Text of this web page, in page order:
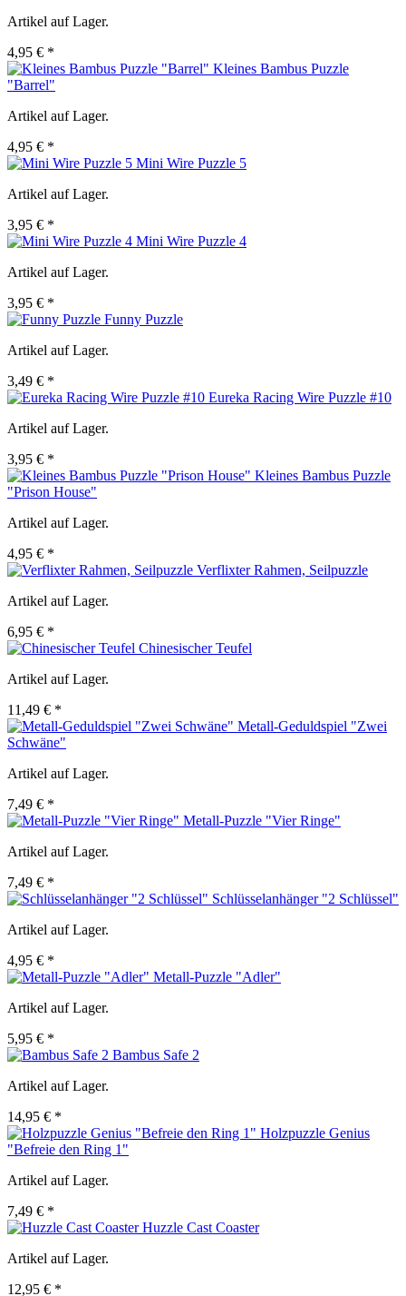
Artikel auf Lager.
4,95 € *
Kleines Bambus Puzzle
"Barrel"
Artikel auf Lager.
4,95 € *
Mini Wire Puzzle 5
Artikel auf Lager.
3,95 € *
Mini Wire Puzzle 4
Artikel auf Lager.
3,95 € *
Funny Puzzle
Artikel auf Lager.
3,49 € *
Eureka Racing Wire Puzzle #10
Artikel auf Lager.
3,95 € *
Kleines Bambus Puzzle
"Prison House"
Artikel auf Lager.
4,95 € *
Verflixter Rahmen, Seilpuzzle
Artikel auf Lager.
6,95 € *
Chinesischer Teufel
Artikel auf Lager.
11,49 € *
Metall-Geduldspiel "Zwei
Schwäne"
Artikel auf Lager.
7,49 € *
Metall-Puzzle "Vier Ringe"
Artikel auf Lager.
7,49 € *
Schlüsselanhänger "2 Schlüssel"
Artikel auf Lager.
4,95 € *
Metall-Puzzle "Adler"
Artikel auf Lager.
5,95 € *
Bambus Safe 2
Artikel auf Lager.
14,95 € *
Holzpuzzle Genius
"Befreie den Ring 1"
Artikel auf Lager.
7,49 € *
Huzzle Cast Coaster
Artikel auf Lager.
12,95 € *